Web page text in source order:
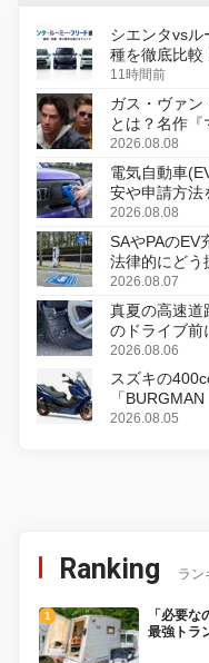
シエンタvs
種を徹底比較
11時間前
ガス・ヴァン
とは？名作『
初のデジタル
2026.08.08
電気自動車
安や申請方法
2026.08.08
SAやPAのEV
法律的にどう
2026.08.07
真夏の高速道
のドライブ前
2026.08.06
スズキの
「
変更し、8月
2026.08.05
Ranking ラン
「必要
最強トラ